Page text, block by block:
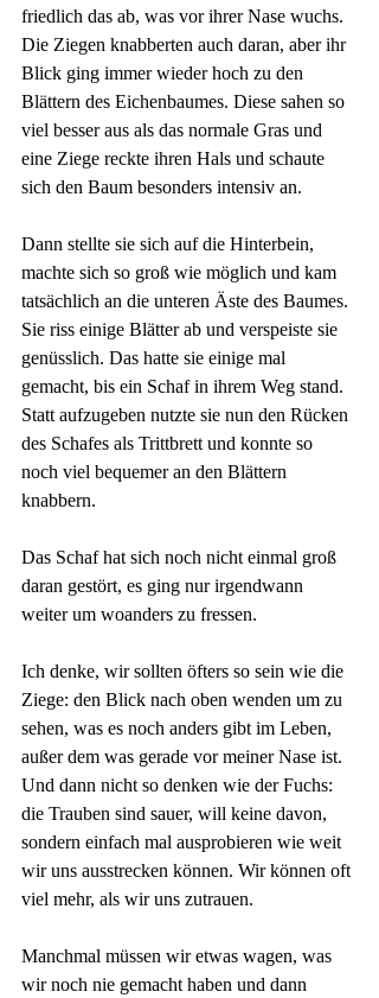
friedlich das ab, was vor ihrer Nase wuchs.
Die Ziegen knabberten auch daran, aber ihr
Blick ging immer wieder hoch zu den
Blättern des Eichenbaumes. Diese sahen so
viel besser aus als das normale Gras und
eine Ziege reckte ihren Hals und schaute
sich den Baum besonders intensiv an.
Dann stellte sie sich auf die Hinterbein,
machte sich so groß wie möglich und kam
tatsächlich an die unteren Äste des Baumes.
Sie riss einige Blätter ab und verspeiste sie
genüsslich. Das hatte sie einige mal
gemacht, bis ein Schaf in ihrem Weg stand.
Statt aufzugeben nutzte sie nun den Rücken
des Schafes als Trittbrett und konnte so
noch viel bequemer an den Blättern
knabbern.
Das Schaf hat sich noch nicht einmal groß
daran gestört, es ging nur irgendwann
weiter um woanders zu fressen.
Ich denke, wir sollten öfters so sein wie die
Ziege: den Blick nach oben wenden um zu
sehen, was es noch anders gibt im Leben,
außer dem was gerade vor meiner Nase ist.
Und dann nicht so denken wie der Fuchs:
die Trauben sind sauer, will keine davon,
sondern einfach mal ausprobieren wie weit
wir uns ausstrecken können. Wir können oft
viel mehr, als wir uns zutrauen.
Manchmal müssen wir etwas wagen, was
wir noch nie gemacht haben und dann